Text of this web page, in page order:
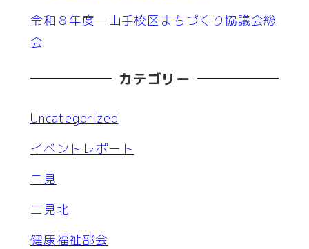
令和８年度 山手校区まちづくり協議会総
会
カテゴリー
Uncategorized
イベントレポート
二見
二見北
健康福祉部会